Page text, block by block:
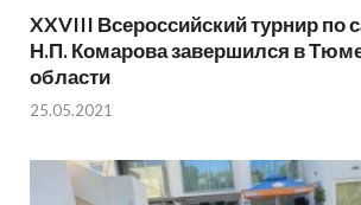
XXVIII Всероссийский турнир по
Н.П. Комарова завершился в
области
25.05.2021